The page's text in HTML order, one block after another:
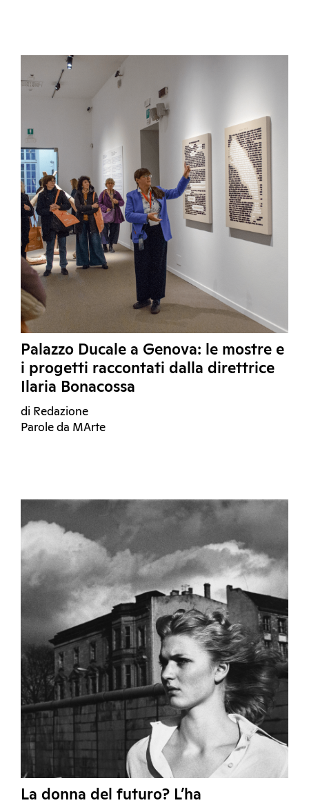
Palazzo Ducale a Genova: le mostre e
i progetti raccontati dalla direttrice
Ilaria Bonacossa
di Redazione
Parole da MArte
La donna del futuro? L’ha